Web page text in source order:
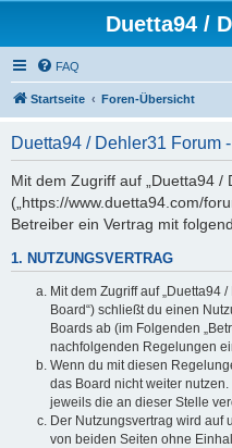
Duetta94 /
FAQ
Startseite Foren-Übersicht
Duetta94 / Dehler31 Forum
Mit dem Zugriff auf „Duetta94 /
(„https://www.duetta94.com/
Betreiber ein Vertrag mit
1. NUTZUNGSVERTRAG
Mit dem Zugriff auf „Duetta94
Board“) schließt du einen
Boards ab (im Folgenden
nachfolgenden Regelungen
Wenn du mit diesen
das Board nicht weiter
jeweils die an dieser Stelle
Der Nutzungsvertrag wird auf
von beiden Seiten ohne